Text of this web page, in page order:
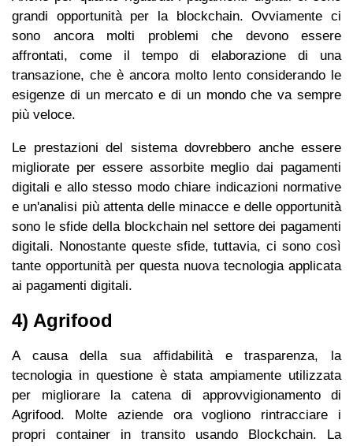
grandi opportunità per la blockchain. Ovviamente ci
sono ancora molti problemi che devono essere
affrontati, come il tempo di elaborazione di una
transazione, che è ancora molto lento considerando le
esigenze di un mercato e di un mondo che va sempre
più veloce.
Le prestazioni del sistema dovrebbero anche essere
migliorate per essere assorbite meglio dai pagamenti
digitali e allo stesso modo chiare indicazioni normative
e un'analisi più attenta delle minacce e delle opportunità
sono le sfide della blockchain nel settore dei pagamenti
digitali. Nonostante queste sfide, tuttavia, ci sono così
tante opportunità per questa nuova tecnologia applicata
ai pagamenti digitali.
4) Agrifood
A causa della sua affidabilità e trasparenza, la
tecnologia in questione è stata ampiamente utilizzata
per migliorare la catena di approvvigionamento di
Agrifood. Molte aziende ora vogliono rintracciare i
propri container in transito usando Blockchain. La